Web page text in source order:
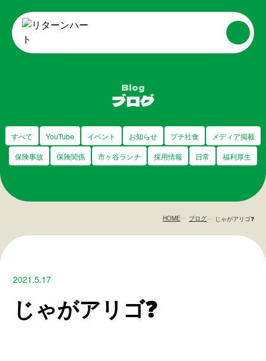
Blog
ブログ
すべて YouTube イベント お知らせ プチ社食
メディア掲載
保険事故
保険関係 市ヶ谷ランチ 採用情報 日常 福利厚生
HOME ブログ じゃがアリゴ❓
2021.5.17
じゃがアリゴ❓